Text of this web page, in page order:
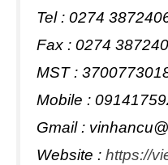
Tel : 0274
Fax : 0274
MST :
Mobile :
Gmail :
Website : https://